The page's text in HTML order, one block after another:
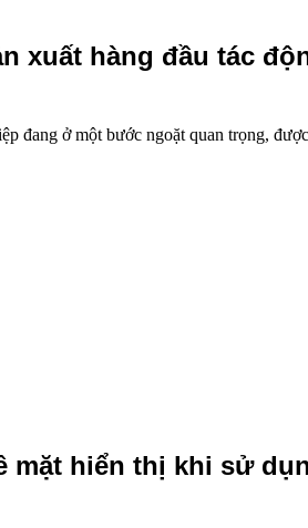
xuất hàng đầu tác
đang ở một bước ngoặt quan trọng,
mặt hiển thị khi sử